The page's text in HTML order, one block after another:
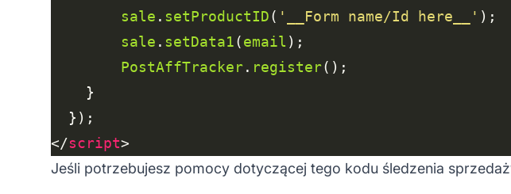
sale . setProductID( '__Form name/Id here__'
sale . setData1(email
PostAffTracker. register
</script
Jeśli potrzebujesz pomocy dotyczącej tego kodu śledzenia